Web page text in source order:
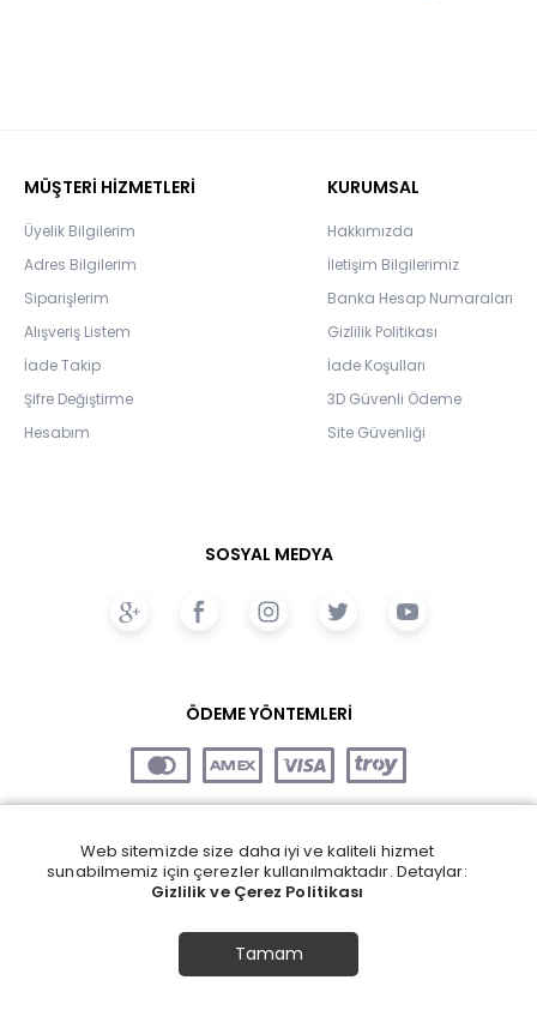
MÜŞTERİ HİZMETLERİ
Üyelik Bilgilerim
Adres Bilgilerim
Siparişlerim
Alışveriş Listem
İade Takip
Şifre Değiştirme
Hesabım
KURUMSAL
Hakkımızda
İletişim Bilgilerimiz
Banka Hesap Numaraları
Gizlilik Politikası
İade Koşulları
3D Güvenli Ödeme
Site Güvenliği
SOSYAL MEDYA
ÖDEME YÖNTEMLERİ
Web sitemizde size daha iyi ve kaliteli hizmet
sunabilmemiz için çerezler kullanılmaktadır. Detaylar:
Gizlilik ve Çerez Politikası
Tamam